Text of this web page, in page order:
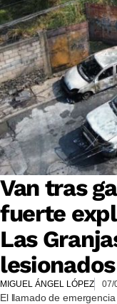
Van tras
fuerte
Las
lesionados
MIGUEL ÁNGEL LÓPEZ 07/
El llamado de